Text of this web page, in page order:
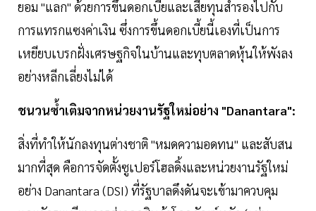
ยอม "แลก" ด้วยการขึ้นดอกเบี้ยและเสียทุนสำรองไปกับ
การแทรกแซงค่าเงิน ซึ่งการขึ้นดอกเบี้ยนี้เองที่เป็นการ
เหยียบเบรกฝั่งเศรษฐกิจในบ้านและทุบตลาดหุ้นให้พังลง
อย่างหลีกเลี่ยงไม่ได้
ชนวนซ้ำเติมจากหน่วยงานรัฐใหม่อย่าง "Danantara":
สิ่งที่ทำให้นักลงทุนต่างชาติ "หมดความอดทน" และสับสน
มากที่สุด คือการจัดตั้งซูเปอร์โฮลดิ้งและหน่วยงานรัฐใหม่
อย่าง Danantara (DSI) ที่รัฐบาลดึงดันจะเข้ามาควบคุม